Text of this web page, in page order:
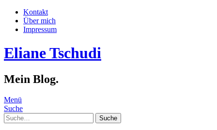
Kontakt
Über mich
Impressum
Eliane Tschudi
Mein Blog.
Menü
Suche
Suche